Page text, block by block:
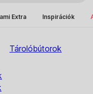
Extra Inspirációk
Tárolóbútorok